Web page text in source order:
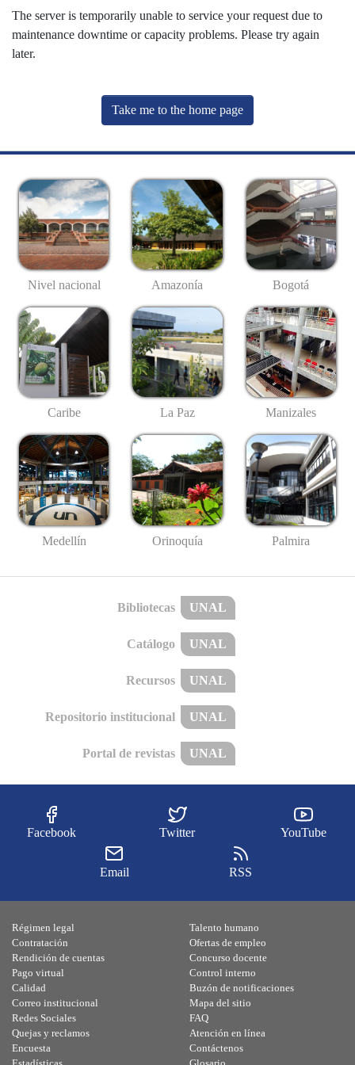
The server is temporarily unable to service your request due to
maintenance downtime or capacity problems. Please try again
later.
Take me to the home page
Nivel nacional Amazonía Bogotá
Caribe La Paz Manizales
Medellín Orinoquía Palmira
Bibliotecas UNAL
Catálogo UNAL
Recursos UNAL
Repositorio institucional UNAL
Portal de revistas UNAL
Facebook Twitter YouTube
Email RSS
Régimen legal
Contratación
Rendición de cuentas
Pago virtual
Calidad
Talento humano
Ofertas de empleo
Concurso docente
Control interno
Buzón de notificaciones
Correo institucional
Redes Sociales
Quejas y reclamos
Encuesta
Mapa del sitio
FAQ
Atención en línea
Contáctenos